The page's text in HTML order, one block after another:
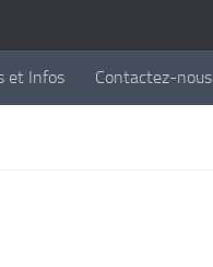
et Infos Contactez-nous